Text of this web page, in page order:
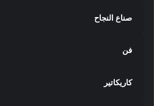
صناع النجاح
فن
كاريكاتير